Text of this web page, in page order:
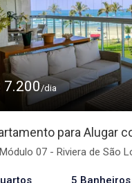
7.200/dia
para Alugar
Módulo 07 - Riviera de São
5 Banheiros